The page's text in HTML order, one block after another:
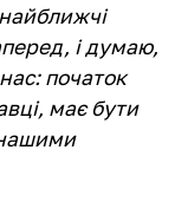
і думаю,
початок
має бути